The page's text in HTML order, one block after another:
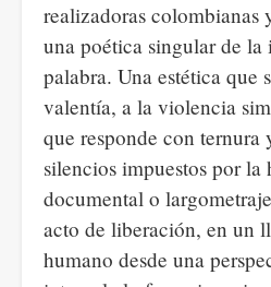
realizadoras colombianas
una poética singular de la
palabra. Una estética que
valentía, a la violencia
que responde con ternura
silencios impuestos por la
documental o
acto de liberación, en un
humano desde una